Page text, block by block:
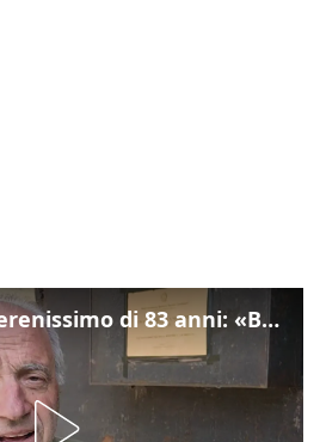
I ricordi dell'ex Serenissimo di 83 anni: «Bossi geloso di noi, in carcere mi cantavano l’inno di San Marco»